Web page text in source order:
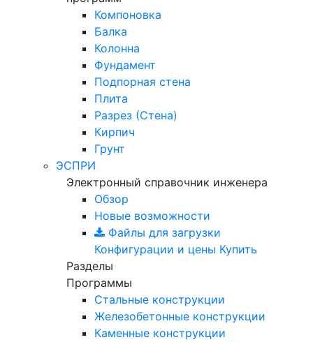
Компоновка
Балка
Колонна
Фундамент
Подпорная стена
Плита
Разрез (Стена)
Кирпич
Грунт
ЭСПРИ
Электронный справочник инженера
Обзор
Новые возможности
Файлы для загрузки
Конфигурации и цены Купить
Разделы
Программы
Стальные конструкции
Железобетонные конструкции
Каменные конструкции